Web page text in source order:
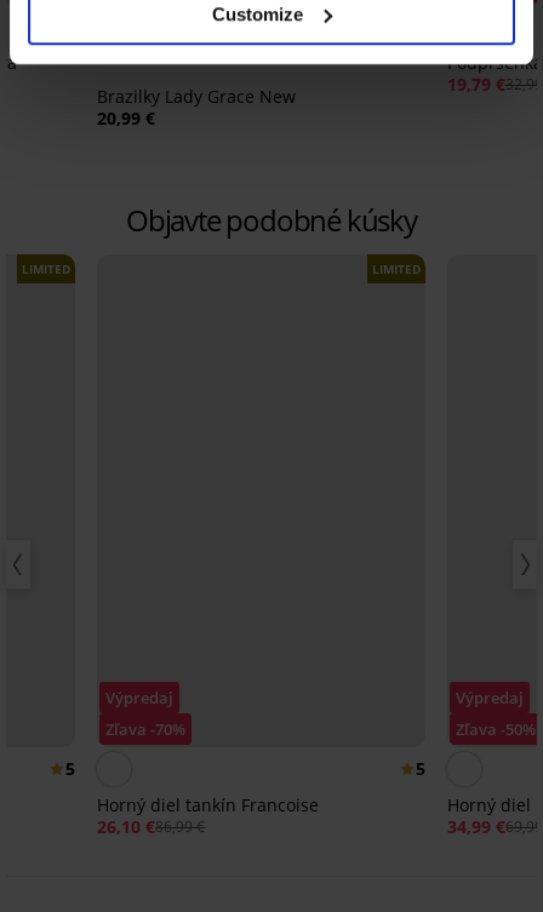
Customize
Brazilky Lady Grace New
20,99 €
19,79 €
Objavte podobné kúsky
LIMITED
5
Výpredaj
Zľava -70%
LIMITED
5
Horný diel tankín Francoise
26,10 €86,99 €
Výpredaj
Zľava -50%
Horný diel
34,99 €